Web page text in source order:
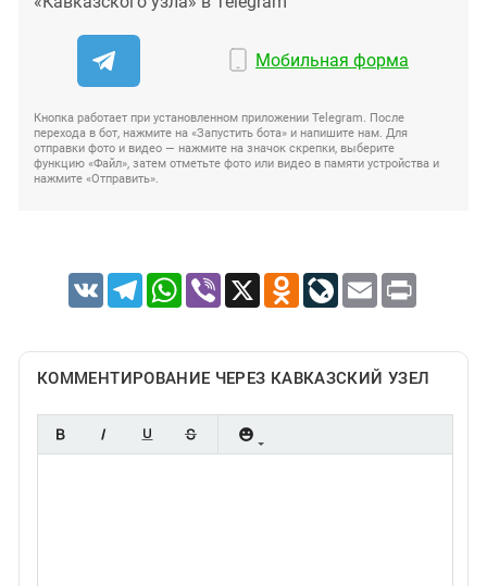
Мобильная форма
Кнопка работает при установленном приложении Telegram. После
перехода в бот, нажмите на «Запустить бота» и напишите нам. Для
отправки фото и видео — нажмите на значок скрепки, выберите
функцию «Файл», затем отметьте фото или видео в памяти устройства и
нажмите «Отправить».
VK TelegramWhatsApp
Viber X Odnoklassniki
LiveJournal
Email Print
КОММЕНТИРОВАНИЕ ЧЕРЕЗ КАВКАЗСКИЙ УЗЕЛ